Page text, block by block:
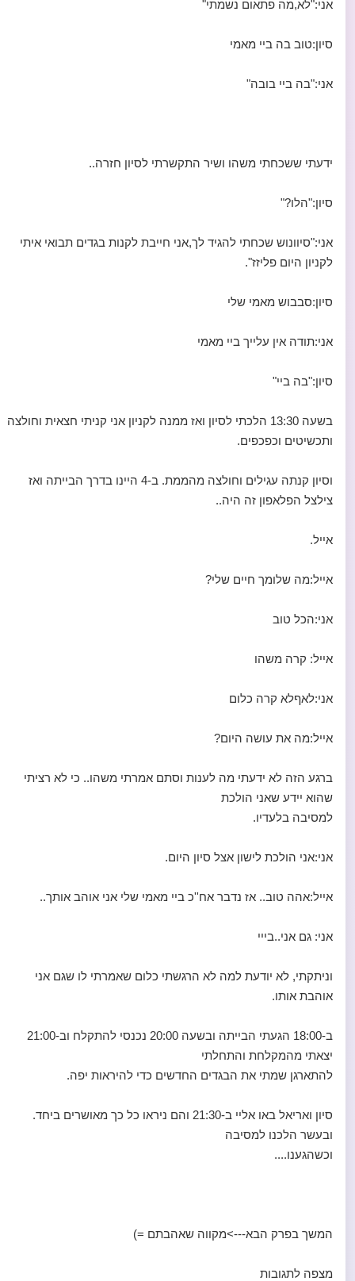
אני:"לא,מה פתאום נשמתי"
סיון:טוב בה ביי מאמי
אני:"בה ביי בובה"
ידעתי ששכחתי משהו ושיר התקשרתי לסיון חזרה..
סיון:"הלו?"
אני:"סיוונוש שכחתי להגיד לך,אני חייבת לקנות בגדים תבואי איתי
לקניון היום פליזז".
סיון:סבבוש מאמי שלי
אני:תודה אין עלייך ביי מאמי
סיון:"בה ביי"
בשעה 13:30 הלכתי לסיון ואז ממנה לקניון אני קניתי חצאית וחולצה
ותכשיטים וכפכפים.
וסיון קנתה עגילים וחולצה מהממת. ב-4 היינו בדרך הבייתה ואז
צילצל הפלאפון זה היה..
אייל.
אייל:מה שלומך חיים שלי?
אני:הכל טוב
אייל: קרה משהו
אני:לאףלא קרה כלום
אייל:מה את עושה היום?
ברגע הזה לא ידעתי מה לענות וסתם אמרתי משהו.. כי לא רציתי
שהוא יידע שאני הולכת
למסיבה בלעדיו.
אני:אני הולכת לישון אצל סיון היום.
אייל:אהה טוב.. אז נדבר אח''כ ביי מאמי שלי אני אוהב אותך..
אני: גם אני..בייי
וניתקתי, לא יודעת למה לא הרגשתי כלום שאמרתי לו שגם אני
אוהבת אותו.
ב-18:00 הגעתי הבייתה ובשעה 20:00 נכנסי להתקלח וב-21:00
יצאתי מהמקלחת והתחלתי
להתארגן שמתי את הבגדים החדשים כדי להיראות יפה.
סיון ואריאל באו אליי ב-21:30 והם ניראו כל כך מאושרים ביחד.
ובעשר הלכנו למסיבה
וכשהגענו....
המשך בפרק הבא--->מקווה שאהבתם =)
מצפה לתגובות